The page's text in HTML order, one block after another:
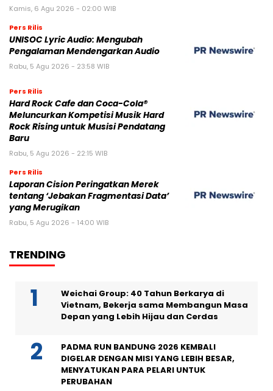
Kamis, 6 Agu 2026 - 02:00 WIB
Pers Rilis
UNISOC Lyric Audio: Mengubah
Pengalaman Mendengarkan Audio
Rabu, 5 Agu 2026 - 23:58 WIB
Pers Rilis
Hard Rock Cafe dan Coca-Cola®
Meluncurkan Kompetisi Musik Hard
Rock Rising untuk Musisi Pendatang
Baru
Rabu, 5 Agu 2026 - 22:15 WIB
Pers Rilis
Laporan Cision Peringatkan Merek
tentang ‘Jebakan Fragmentasi Data’
yang Merugikan
Rabu, 5 Agu 2026 - 14:00 WIB
TRENDING
Weichai Group: 40 Tahun Berkarya di
Vietnam, Bekerja sama Membangun Masa
Depan yang Lebih Hijau dan Cerdas
PADMA RUN BANDUNG 2026 KEMBALI
DIGELAR DENGAN MISI YANG LEBIH BESAR,
MENYATUKAN PARA PELARI UNTUK
PERUBAHAN